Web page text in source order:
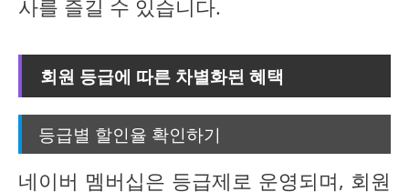
사를 즐길 수 있습니다.
회원 등급에 따른 차별화된 혜택
등급별 할인율 확인하기
네이버 멤버십은 등급제로 운영되며, 회원